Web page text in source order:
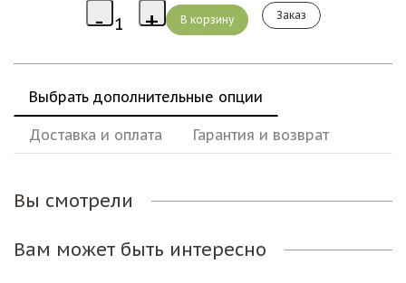
Заказ
Выбрать дополнительные опции
Доставка и оплата Гарантия и возврат
Вы смотрели
Вам может быть интересно